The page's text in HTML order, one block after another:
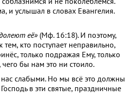
и услышал в словах Евангелия.
её»(Мф. 16:18). И поэтому,
кто поступает неправильно,
только подражая Ему, только
бы нам это ни стоило.
нас слабыми. Но мы всё это должны
в эти святые, праздничные